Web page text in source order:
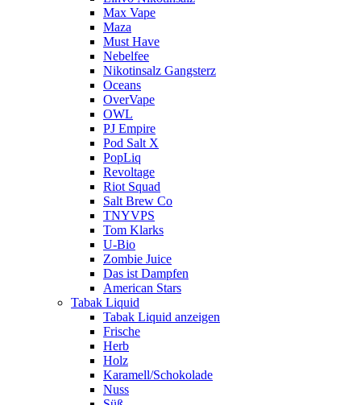
Max Vape
Maza
Must Have
Nebelfee
Nikotinsalz Gangsterz
Oceans
OverVape
OWL
PJ Empire
Pod Salt X
PopLiq
Revoltage
Riot Squad
Salt Brew Co
TNYVPS
Tom Klarks
U-Bio
Zombie Juice
Das ist Dampfen
American Stars
Tabak Liquid
Tabak Liquid anzeigen
Frische
Herb
Holz
Karamell/Schokolade
Nuss